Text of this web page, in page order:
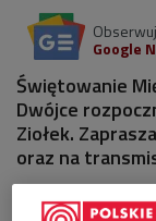
Google
Świętowanie
Dwójce
Ziołek.
oraz na